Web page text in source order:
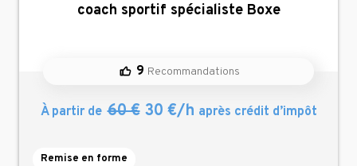
,
coach sportif spécialiste Boxe
9 Recommandations
À partir de 60 €30 €/h après crédit d’impôt
Remise en forme